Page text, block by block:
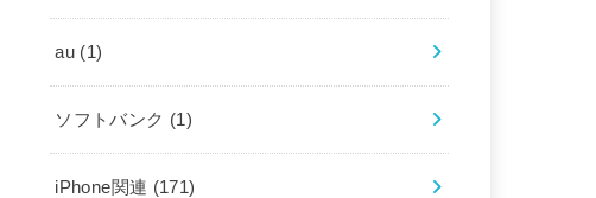
au (1)
ソフトバンク (1)
iPhone関連 (171)